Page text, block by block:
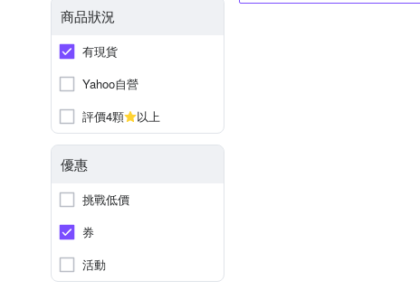
商品狀況
有現貨
Yahoo自營
評價4顆
以上
優惠
挑戰低價
券
活動